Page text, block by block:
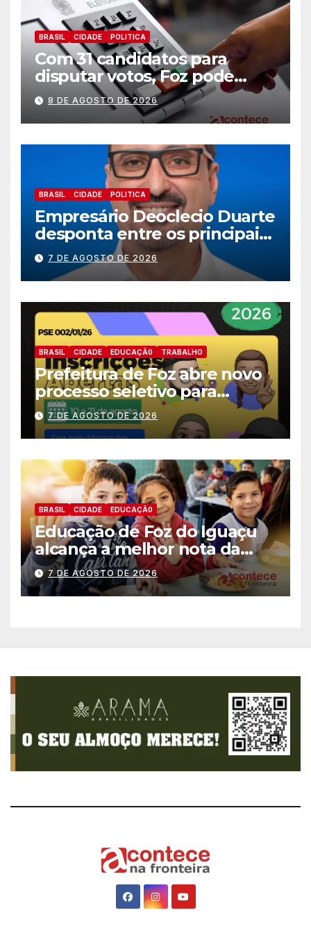
BRASIL CIDADE POLITICA
Com 31 candidatos para
disputar votos, Foz pode
perder representatividade
8 DE AGOSTO DE 2026
BRASIL CIDADE POLITICA
Empresário Deoclecio Duarte
desponta entre os principais
nomes do União Brasil para
deputado estadual
7 DE AGOSTO DE 2026
BRASIL CIDADE EDUCAÇÃ0 TRABALHO
Prefeitura de Foz abre novo
processo seletivo para
estagiários
7 DE AGOSTO DE 2026
BRASIL CIDADE EDUCAÇÃ0
Educação de Foz do Iguaçu
alcança a melhor nota da
história no IDEB
7 DE AGOSTO DE 2026